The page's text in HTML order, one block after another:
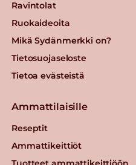
Ravintolat
Ruokaideoita
Mikä Sydänmerkki on?
Tietosuojaseloste
Tietoa evästeistä
Ammattilaisille
Reseptit
Ammattikeittiöt